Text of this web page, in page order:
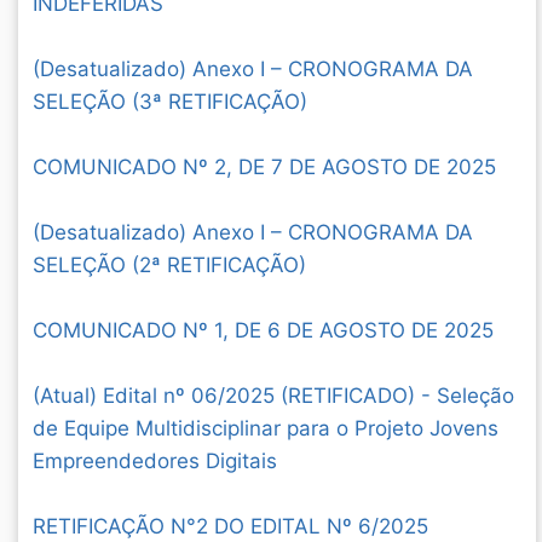
(Desatualizado) Anexo I – CRONOGRAMA DA
SELEÇÃO (3ª RETIFICAÇÃO)
COMUNICADO Nº 2, DE 7 DE AGOSTO DE 2025
(Desatualizado) Anexo I – CRONOGRAMA DA
SELEÇÃO (2ª RETIFICAÇÃO)
COMUNICADO Nº 1, DE 6 DE AGOSTO DE 2025
(Atual) Edital nº 06/2025 (RETIFICADO) - Seleção
de Equipe Multidisciplinar para o Projeto Jovens
Empreendedores Digitais
RETIFICAÇÃO N°2 DO EDITAL Nº 6/2025